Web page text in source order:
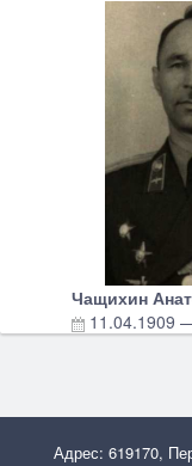
Чащихин
11.04.1909
Адрес: 619170,